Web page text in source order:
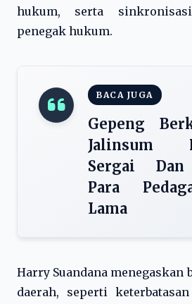
hukum, serta
penegak hukum.
BACA JUGA
Gepeng
Jalinsum
Sergai Dan
Para
Lama
Harry Suandana menegaskan
daerah, seperti